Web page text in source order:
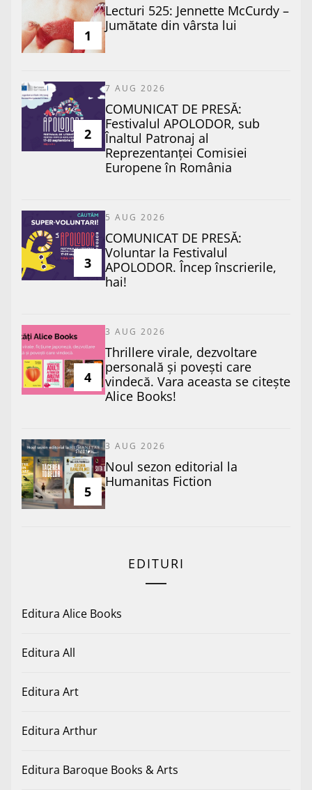
1
Lecturi 525: Jennette McCurdy –
Jumătate din vârsta lui
2
7 AUG 2026
COMUNICAT DE PRESĂ:
Festivalul APOLODOR, sub
Înaltul Patronaj al
Reprezentanței Comisiei
Europene în România
3
5 AUG 2026
COMUNICAT DE PRESĂ:
Voluntar la Festivalul
APOLODOR. Încep înscrierile,
hai!
4
3 AUG 2026
Thrillere virale, dezvoltare
personală și povești care
vindecă. Vara aceasta se citește
Alice Books!
5
3 AUG 2026
​Noul sezon editorial la
Humanitas Fiction
EDITURI
Editura Alice Books
Editura All
Editura Art
Editura Arthur
Editura Baroque Books & Arts